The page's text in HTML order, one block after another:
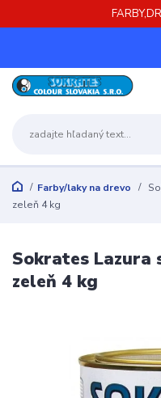
Farby/laky na drevo
zeleň 4 kg
Sokrates Lazura
zeleň 4 kg